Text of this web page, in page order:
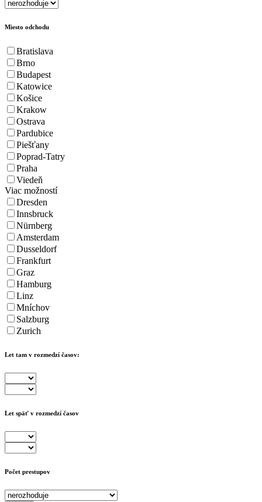
Miesto odchodu
Bratislava
Brno
Budapest
Katowice
Košice
Krakow
Ostrava
Pardubice
Piešťany
Poprad-Tatry
Praha
Viedeň
Viac možností
Dresden
Innsbruck
Nürnberg
Amsterdam
Dusseldorf
Frankfurt
Graz
Hamburg
Linz
Mníchov
Salzburg
Zurich
Let tam v rozmedzí časov:
Let späť v rozmedzí časov
Počet prestupov